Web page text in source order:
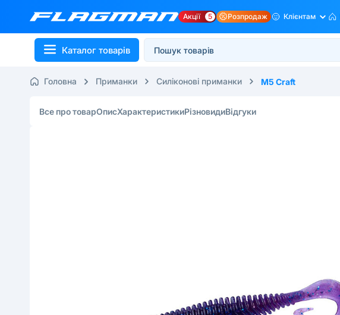
Акції 5 Розпродаж Клієнтам
Каталог товарів
Головна Приманки Силіконові приманки M5 Craft
Все про товарОписХарактеристикиРізновидиВідгуки